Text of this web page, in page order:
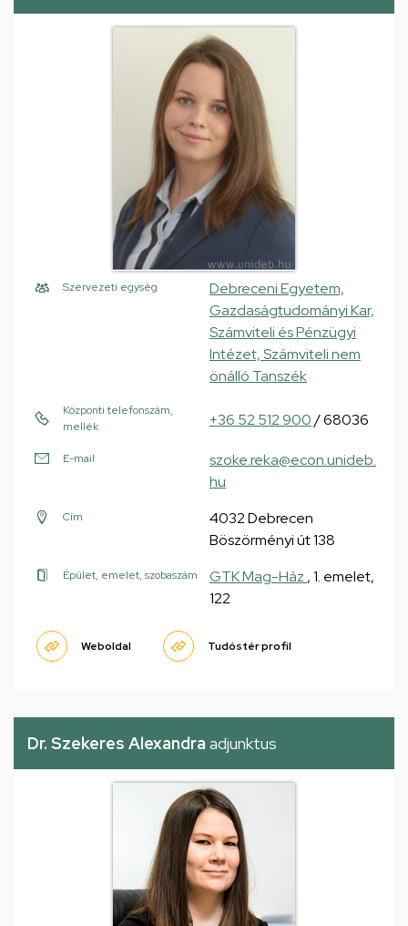
Szervezeti egység
Debreceni Egyetem,
Gazdaságtudományi Kar,
Számviteli és Pénzügyi
Intézet, Számviteli nem
önálló Tanszék
Központi telefonszám,
mellék
+36 52 512 900/ 68036
E-mail
szoke.reka@econ.unideb.
hu
Cím
4032 Debrecen
Böszörményi út 138
Épület, emelet, szobaszám GTK Mag-Ház , 1. emelet,
122
Weboldal Tudóstér profil
Dr. Szekeres Alexandra adjunktus